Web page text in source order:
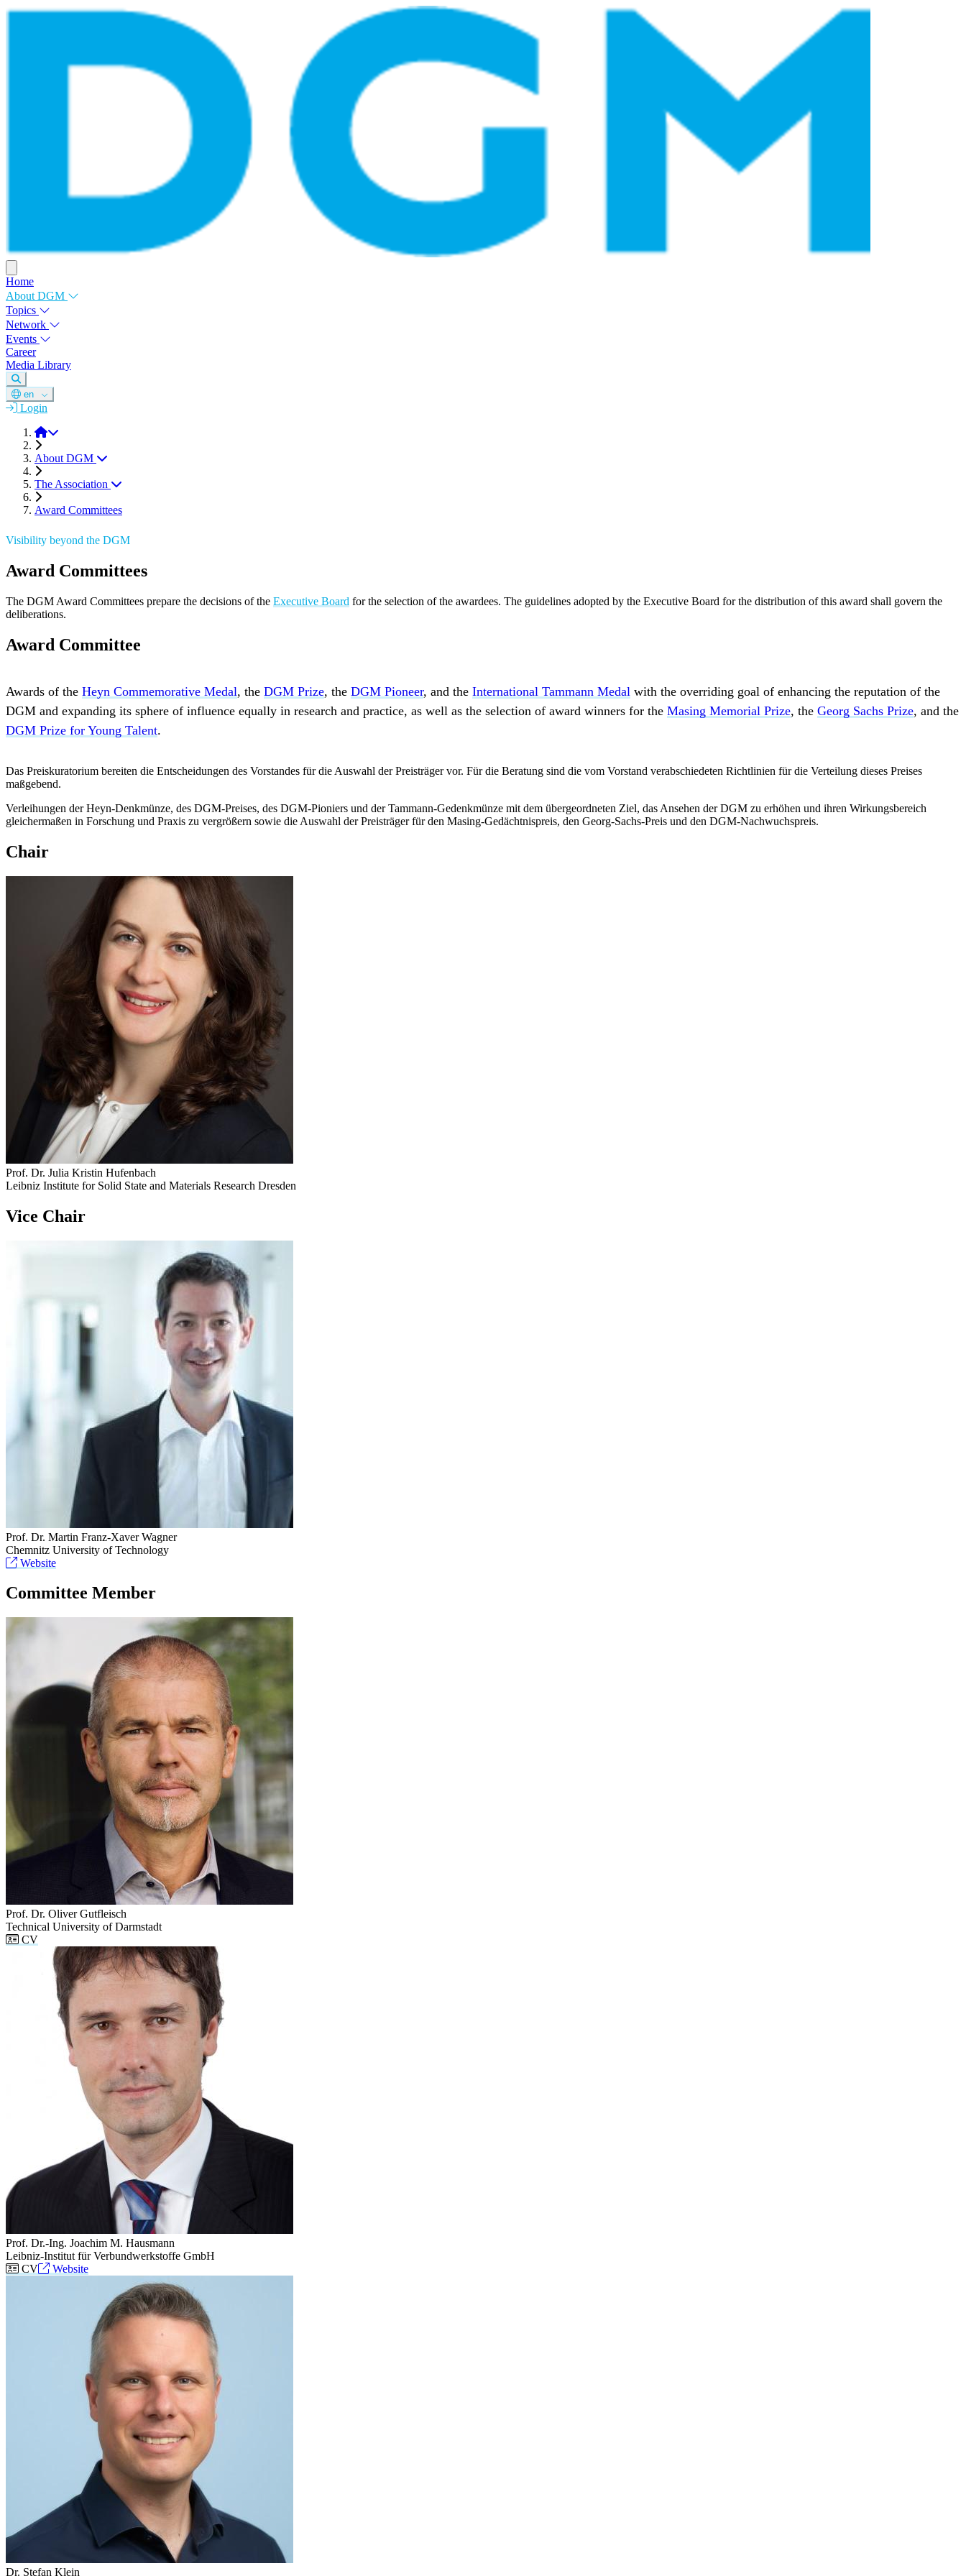
Home
About DGM
Topics
Network
Events
Career
Media Library
en
Login
DGM
About DGM
The Association
Award Committees
Visibility beyond the DGM
Award Committees
The DGM Award Committees prepare the decisions of the Executive Board for the selection of the awardees. The guidelines adopted by the Executive Board for the distribution of this award shall govern the
deliberations.
Award Committee
Awards of the Heyn Commemorative Medal, the DGM Prize, the DGM Pioneer, and the International Tammann Medal with the overriding goal of enhancing the reputation of the
DGM and expanding its sphere of influence equally in research and practice, as well as the selection of award winners for the Masing Memorial Prize, the Georg Sachs Prize, and the
DGM Prize for Young Talent.
Das Preiskuratorium bereiten die Entscheidungen des Vorstandes für die Auswahl der Preisträger vor. Für die Beratung sind die vom Vorstand verabschiedeten Richtlinien für die Verteilung dieses Preises
maßgebend.
Verleihungen der Heyn-Denkmünze, des DGM-Preises, des DGM-Pioniers und der Tammann-Gedenkmünze mit dem übergeordneten Ziel, das Ansehen der DGM zu erhöhen und ihren Wirkungsbereich
gleichermaßen in Forschung und Praxis zu vergrößern sowie die Auswahl der Preisträger für den Masing-Gedächtnispreis, den Georg-Sachs-Preis und den DGM-Nachwuchspreis.
Chair
Prof. Dr. Julia Kristin Hufenbach
Leibniz Institute for Solid State and Materials Research Dresden
Vice Chair
Prof. Dr. Martin Franz-Xaver Wagner
Chemnitz University of Technology
Website
Committee Member
Prof. Dr. Oliver Gutfleisch
Technical University of Darmstadt
CV
Prof. Dr.-Ing. Joachim M. Hausmann
Leibniz-Institut für Verbundwerkstoffe GmbH
CV
Website
Dr. Stefan Klein